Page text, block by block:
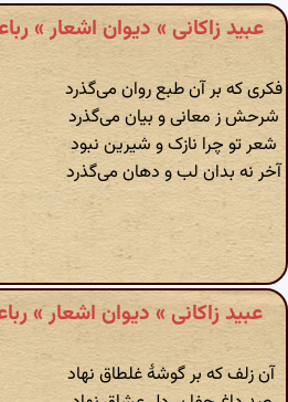
عبید زاکانی » دیوان اشعار »
فکری که بر آن طبع روان می‌گذرد
شرحش ز معانی و بیان می‌گذرد
شعر تو چرا نازک و شیرین نبود
آخر نه بدان لب و دهان می‌گذرد
عبید زاکانی » دیوان اشعار »
آن زلف که بر گوشهٔ غلطاق نهاد